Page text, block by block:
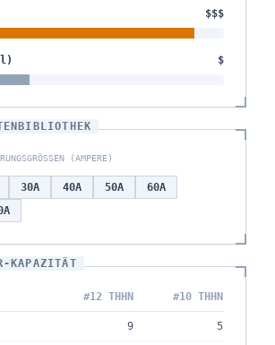
$$$
$
(AMPERE)
30A 40A 50A 60A
A
KAPAZITÄT
#12 THHN #10 THHN
9 5